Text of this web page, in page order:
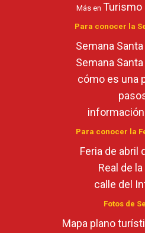
Más en Turismo
Para conocer la
Semana
Semana
cómo es una
Para conocer la
Feria de abril
Real de la
calle del
Fotos de
Mapa plano